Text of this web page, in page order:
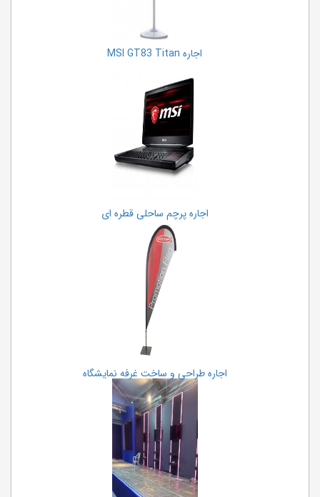
اجاره MSI GT83 Titan
اجاره پرچم ساحلی قطره ای
اجاره طراحی و ساخت غرفه نمایشگاه